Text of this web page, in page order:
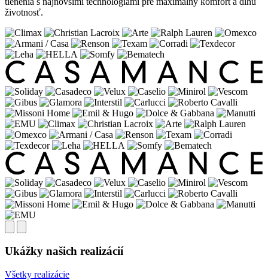
životnosť.
Ukážky našich realizácií
Všetky realizácie